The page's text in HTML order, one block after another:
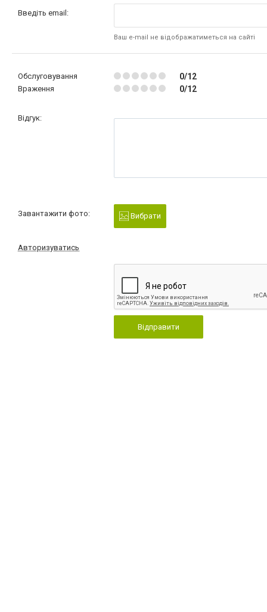
Введіть email:
Ваш e-mail не відображатиметься на сайті
Обслуговування 0/12
Враження 0/12
Відгук:
Завантажити фото: Вибрати
Авторизуватись
Відправити